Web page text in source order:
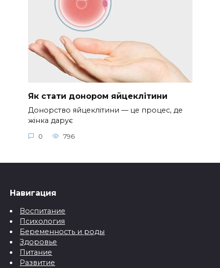
Як стати донором яйцеклітини
Донорство яйцеклітини — це процес, де
жінка дарує
0 796
Навигация
Воспитание
Психология
Беременность и роды
Здоровье
Питание
Развитие